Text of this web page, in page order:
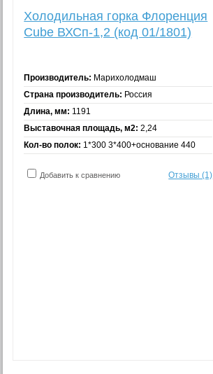
Холодильная горка Флоренция
Cube ВХСп-1,2 (код 01/1801)
Производитель: Марихолодмаш
Страна производитель: Россия
Длина, мм: 1191
Выставочная площадь, м2: 2,24
Кол-во полок: 1*300 3*400+основание 440
Добавить к сравнению Отзывы (1)